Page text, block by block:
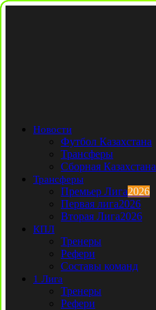
Новости
Футбол Казахстана
Трансферы
Сборная Казахстана
Трансферы
Премьер Лига2026
Первая лига2026
Вторая Лига2026
КПЛ
Тренеры
Рефери
Составы команд
1 Лига
Тренеры
Рефери